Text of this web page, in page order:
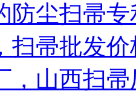
防尘扫帚专
扫帚批发价
，山西扫